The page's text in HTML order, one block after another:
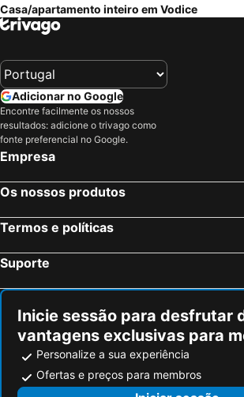
Casa/apartamento inteiro em Vodice
Adicionar no Google
Encontre facilmente os nossos
resultados: adicione o trivago como
fonte preferencial no Google.
Empresa
Os nossos produtos
Termos e políticas
Suporte
Inicie sessão para desfrutar
vantagens exclusivas para
Personalize a sua experiência
Ofertas e preços para membros